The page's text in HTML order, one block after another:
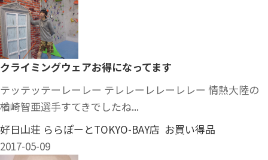
クライミングウェアお得になってます
テッテッテーレーレー テレレーレレーレレー 情熱大陸の
楢崎智亜選手すてきでしたね...
好日山荘 ららぽーとTOKYO-BAY店 お買い得品
2017-05-09